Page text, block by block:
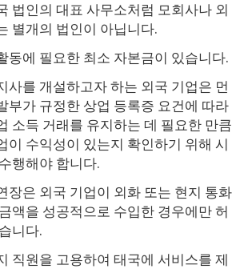
법인의 대표 사무소처럼 모회사나 외
별개의 법인이 아닙니다.
동에 필요한 최소 자본금이 있습니다.
사를 개설하고자 하는 외국 기업은 먼
부가 규정한 상업 등록증 요건에 따라
소득 거래를 유지하는 데 필요한 만큼
이 수익성이 있는지 확인하기 위해 시
행해야 합니다.
장은 외국 기업이 외화 또는 현지 통화
액을 성공적으로 수입한 경우에만 허
니다.
직원을 고용하여 태국에 서비스를 제